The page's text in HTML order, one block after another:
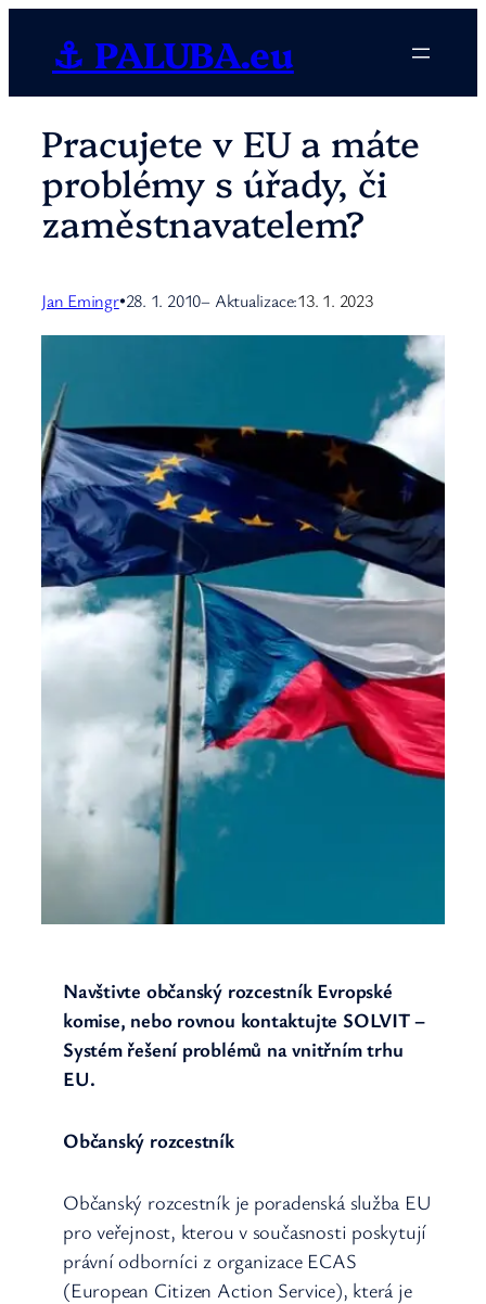
obsah
⚓ PALUBA.eu
Pracujete v EU a máte
problémy s úřady, či
zaměstnavatelem?
Jan Emingr•28. 1. 2010– Aktualizace:13. 1. 2023
Navštivte občanský rozcestník Evropské
komise, nebo rovnou kontaktujte SOLVIT –
Systém řešení problémů na vnitřním trhu
EU.
Občanský rozcestník
Občanský rozcestník je poradenská služba EU
pro veřejnost, kterou v současnosti poskytují
právní odborníci z organizace ECAS
(European Citizen Action Service), která je